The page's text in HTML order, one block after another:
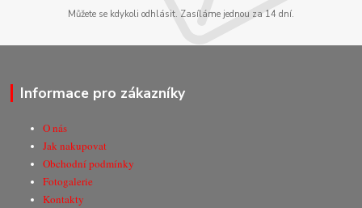
Můžete se kdykoli odhlásit. Zasíláme jednou za 14 dní.
Informace pro zákazníky
O nás
Jak nakupovat
Obchodní podmínky
Fotogalerie
Kontakty